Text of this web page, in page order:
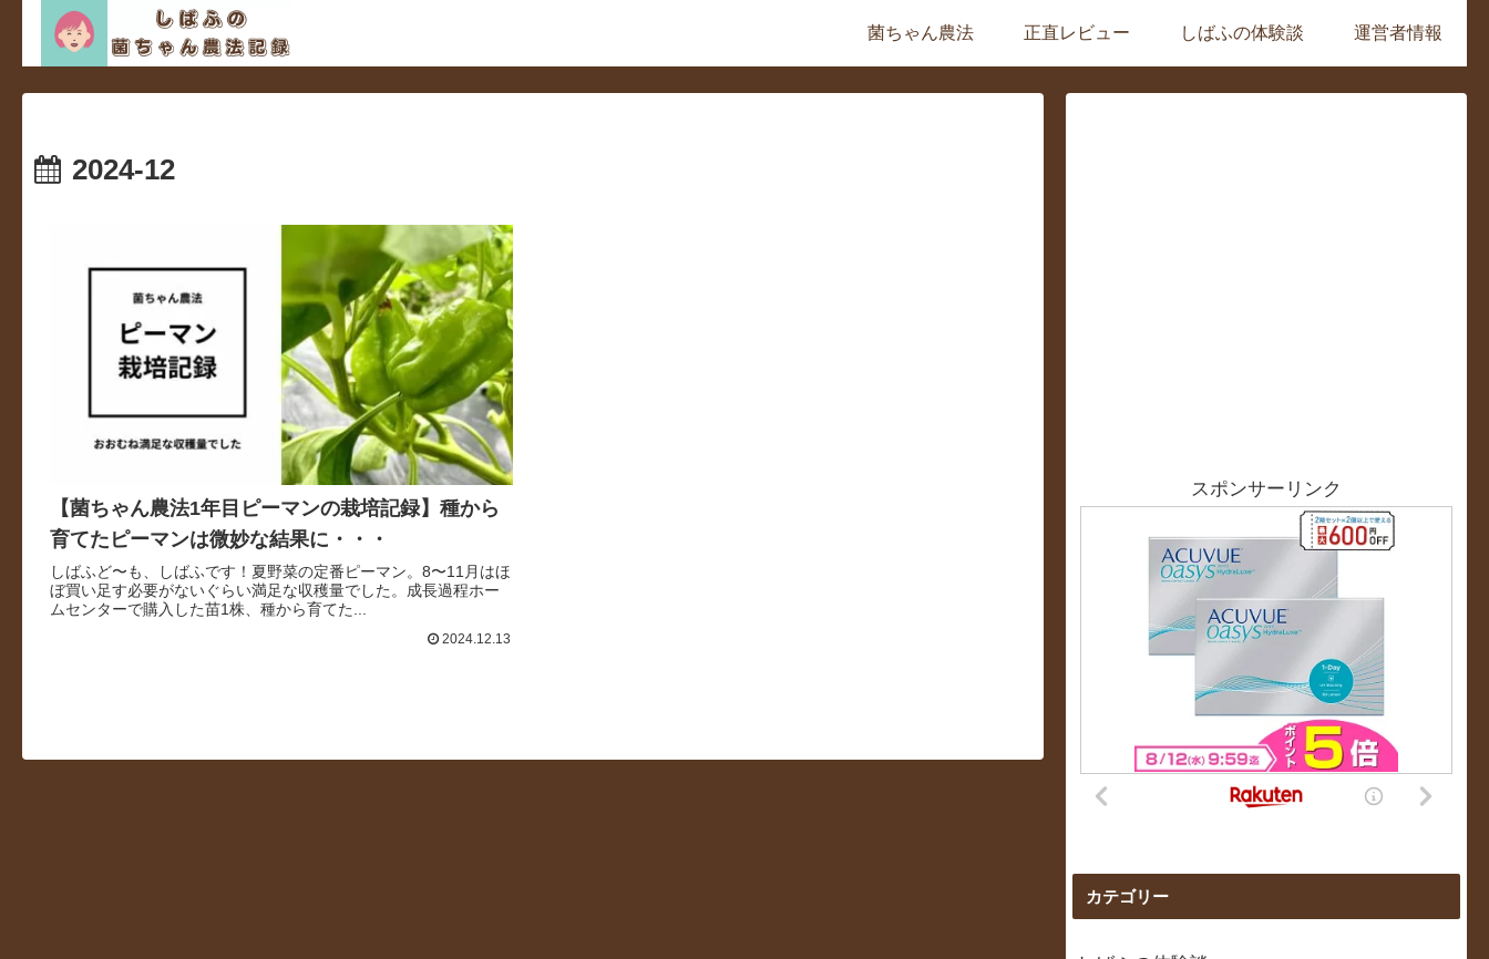
菌ちゃん農法 正直レビュー しばふの体験談 運営者情報
2024-12
【菌ちゃん農法1年目ピーマンの栽培記録】種から
育てたピーマンは微妙な結果に・・・
しばふど〜も、しばふです！夏野菜の定番ピーマン。8〜11月はほ
ぼ買い足す必要がないぐらい満足な収穫量でした。成長過程ホー
ムセンターで購入した苗1株、種から育てた...
2024.12.13
スポンサーリンク
カテゴリー